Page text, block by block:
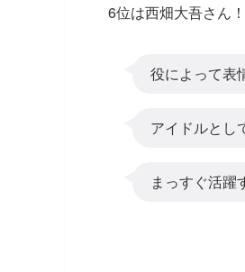
6位は西畑大吾さん
役によって表
アイドルとし
まっすぐ活躍